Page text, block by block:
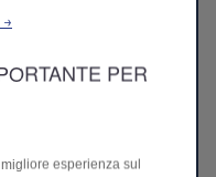
PER
esperienza sul